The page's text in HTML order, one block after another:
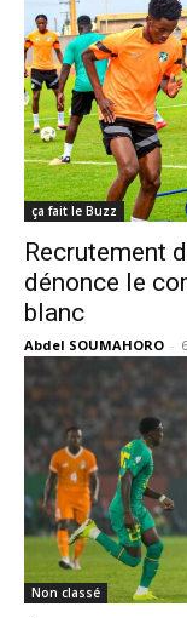
ça fait le Buzz
Recrutement
dénonce le
blanc
Abdel SOUMAHORO -
Non classé